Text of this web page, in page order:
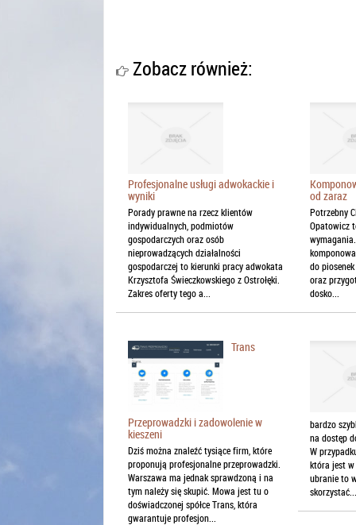
Zobacz również:
Profesjonalne usługi adwokackie i
wyniki
Porady prawne na rzecz klientów
indywidualnych, podmiotów
gospodarczych oraz osób
nieprowadzących działalności
gospodarczej to kierunki pracy adwokata
Krzysztofa Świeczkowskiego z Ostrołęki.
Zakres oferty tego a...
od zaraz
Potrzebny
Opatowicz
do
oraz
dosko...
Trans
Przeprowadzki i zadowolenie w
kieszeni
Dziś można znaleźć tysiące firm, które
proponują profesjonalne przeprowadzki.
Warszawa ma jednak sprawdzoną i na
tym należy się skupić. Mowa jest tu o
doświadczonej spółce Trans, która
gwarantuje profesjon...
bardzo
na dostęp
W
która jest
ubranie to